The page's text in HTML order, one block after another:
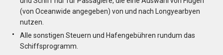
(von Oceanwide angegeben) von und nach Longyearbyen
nutzen.
Alle sonstigen Steuern und Hafengebühren rundum das
Schiffsprogramm.